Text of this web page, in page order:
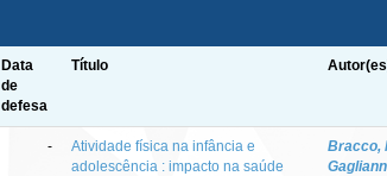
Data
de
defesa
Título
-
Atividade física na infância e
adolescência : impacto na saúde
Bracco,